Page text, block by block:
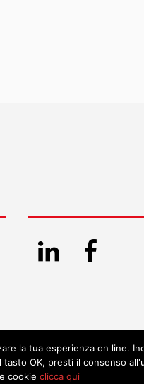
la tua esperienza on line.
OK, presti il consenso
cookie clicca qui